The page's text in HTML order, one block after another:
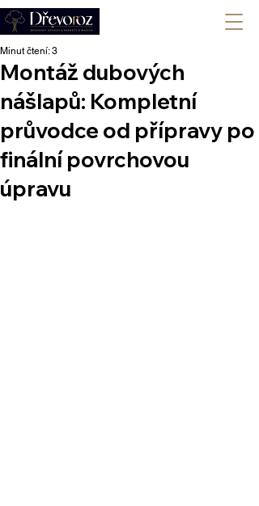
Montáž dubových
nášlapů: Kompletní
průvodce od přípravy po
finální povrchovou
úpravu
Minut čtení: 3